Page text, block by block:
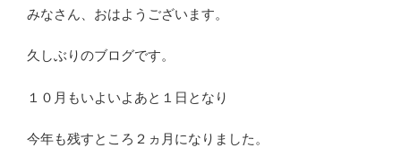
みなさん、おはようございます。
久しぶりのブログです。
１０月もいよいよあと１日となり
今年も残すところ２ヵ月になりました。